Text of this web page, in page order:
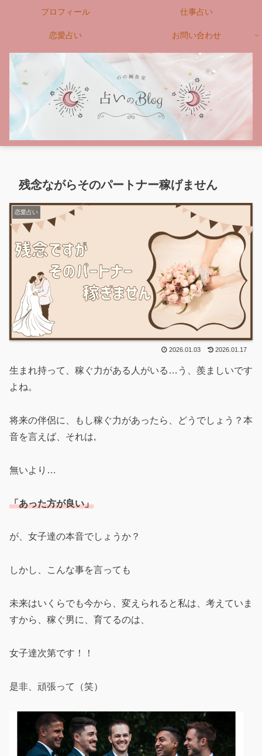
プロフィール 仕事占い
恋愛占い お問い合わせ
残念ながらそのパートナー稼げません
恋愛占い
2026.01.03 2026.01.17
生まれ持って、稼ぐ力がある人がいる…う、羨ましいです
よね。
将来の伴侶に、もし稼ぐ力があったら、どうでしょう？本
音を言えば、それは,
無いより…
「あった方が良い」
が、女子達の本音でしょうか？
しかし、こんな事を言っても
未来はいくらでも今から、変えられると私は、考えていま
すから、稼ぐ男に、育てるのは、
女子達次第です！！
是非、頑張って（笑）